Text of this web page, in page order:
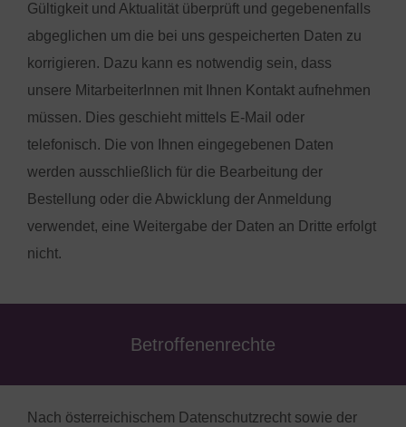
Gültigkeit und Aktualität überprüft und gegebenenfalls
abgeglichen um die bei uns gespeicherten Daten zu
korrigieren. Dazu kann es notwendig sein, dass
unsere MitarbeiterInnen mit Ihnen Kontakt aufnehmen
müssen. Dies geschieht mittels E-Mail oder
telefonisch. Die von Ihnen eingegebenen Daten
werden ausschließlich für die Bearbeitung der
Bestellung oder die Abwicklung der Anmeldung
verwendet, eine Weitergabe der Daten an Dritte erfolgt
nicht.
Betroffenenrechte
Nach österreichischem Datenschutzrecht sowie der